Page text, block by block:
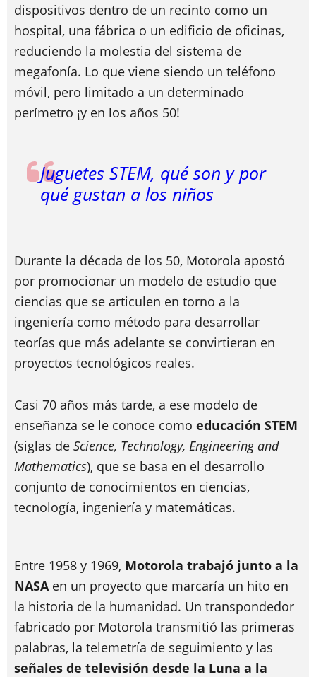
dispositivos dentro de un recinto como un
hospital, una fábrica o un edificio de oficinas,
reduciendo la molestia del sistema de
megafonía. Lo que viene siendo un teléfono
móvil, pero limitado a un determinado
perímetro ¡y en los años 50!
Juguetes STEM, qué son y por
qué gustan a los niños
Durante la década de los 50, Motorola apostó
por promocionar un modelo de estudio que
ciencias que se articulen en torno a la
ingeniería como método para desarrollar
teorías que más adelante se convirtieran en
proyectos tecnológicos reales.
Casi 70 años más tarde, a ese modelo de
enseñanza se le conoce como educación STEM
(siglas de Science, Technology, Engineering and
Mathematics), que se basa en el desarrollo
conjunto de conocimientos en ciencias,
tecnología, ingeniería y matemáticas.
Entre 1958 y 1969, Motorola trabajó junto a la
NASA en un proyecto que marcaría un hito en
la historia de la humanidad. Un transpondedor
fabricado por Motorola transmitió las primeras
palabras, la telemetría de seguimiento y las
señales de televisión desde la Luna a la